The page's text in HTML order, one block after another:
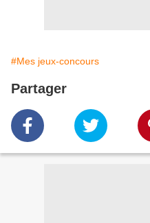
#Mes jeux-concours
Partager